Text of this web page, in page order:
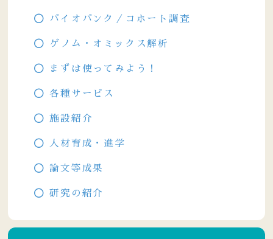
バイオバンク／コホート調査
ゲノム・オミックス解析
まずは使ってみよう！
各種サービス
施設紹介
人材育成・進学
論文等成果
研究の紹介